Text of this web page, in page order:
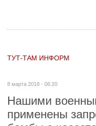
ТУТ-ТАМ ИНФОРМ
8 марта 2018 - 06:20
Нашими
применены